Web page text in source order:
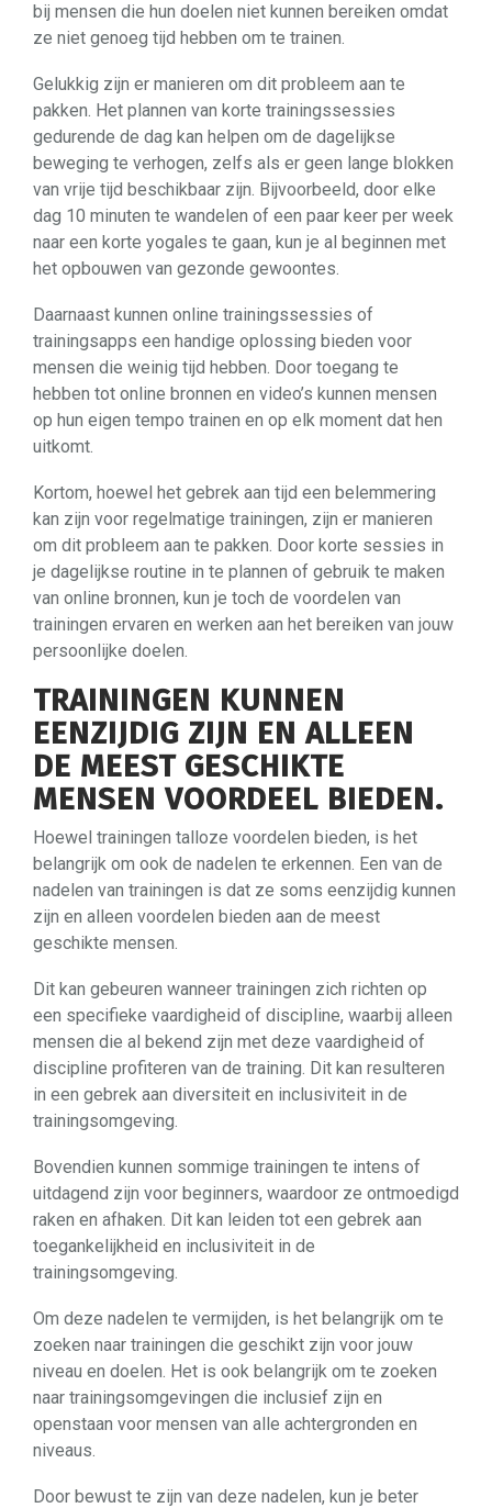
bij mensen die hun doelen niet kunnen bereiken omdat
ze niet genoeg tijd hebben om te trainen.
Gelukkig zijn er manieren om dit probleem aan te
pakken. Het plannen van korte trainingssessies
gedurende de dag kan helpen om de dagelijkse
beweging te verhogen, zelfs als er geen lange blokken
van vrije tijd beschikbaar zijn. Bijvoorbeeld, door elke
dag 10 minuten te wandelen of een paar keer per week
naar een korte yogales te gaan, kun je al beginnen met
het opbouwen van gezonde gewoontes.
Daarnaast kunnen online trainingssessies of
trainingsapps een handige oplossing bieden voor
mensen die weinig tijd hebben. Door toegang te
hebben tot online bronnen en video’s kunnen mensen
op hun eigen tempo trainen en op elk moment dat hen
uitkomt.
Kortom, hoewel het gebrek aan tijd een belemmering
kan zijn voor regelmatige trainingen, zijn er manieren
om dit probleem aan te pakken. Door korte sessies in
je dagelijkse routine in te plannen of gebruik te maken
van online bronnen, kun je toch de voordelen van
trainingen ervaren en werken aan het bereiken van jouw
persoonlijke doelen.
TRAININGEN KUNNEN
EENZIJDIG ZIJN EN ALLEEN
DE MEEST GESCHIKTE
MENSEN VOORDEEL BIEDEN.
Hoewel trainingen talloze voordelen bieden, is het
belangrijk om ook de nadelen te erkennen. Een van de
nadelen van trainingen is dat ze soms eenzijdig kunnen
zijn en alleen voordelen bieden aan de meest
geschikte mensen.
Dit kan gebeuren wanneer trainingen zich richten op
een specifieke vaardigheid of discipline, waarbij alleen
mensen die al bekend zijn met deze vaardigheid of
discipline profiteren van de training. Dit kan resulteren
in een gebrek aan diversiteit en inclusiviteit in de
trainingsomgeving.
Bovendien kunnen sommige trainingen te intens of
uitdagend zijn voor beginners, waardoor ze ontmoedigd
raken en afhaken. Dit kan leiden tot een gebrek aan
toegankelijkheid en inclusiviteit in de
trainingsomgeving.
Om deze nadelen te vermijden, is het belangrijk om te
zoeken naar trainingen die geschikt zijn voor jouw
niveau en doelen. Het is ook belangrijk om te zoeken
naar trainingsomgevingen die inclusief zijn en
openstaan voor mensen van alle achtergronden en
niveaus.
Door bewust te zijn van deze nadelen, kun je beter